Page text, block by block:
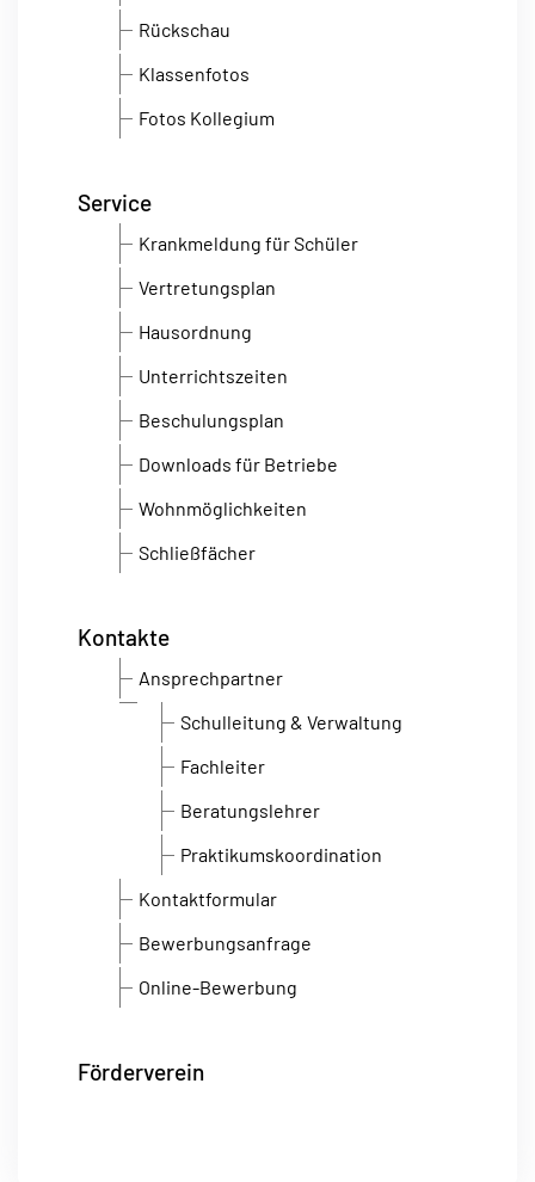
Rückschau
Klassenfotos
Fotos Kollegium
Service
Krankmeldung für Schüler
Vertretungsplan
Hausordnung
Unterrichtszeiten
Beschulungsplan
Downloads für Betriebe
Wohnmöglichkeiten
Schließfächer
Kontakte
Ansprechpartner
Schulleitung & Verwaltung
Fachleiter
Beratungslehrer
Praktikumskoordination
Kontaktformular
Bewerbungsanfrage
Online-Bewerbung
Förderverein